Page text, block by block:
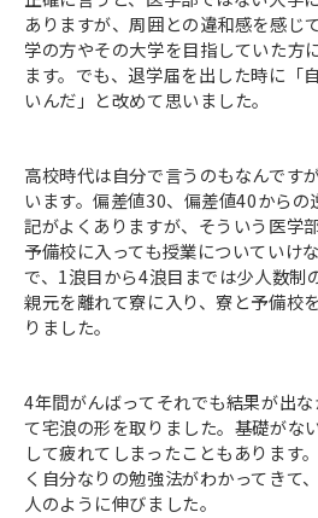
ありますが、周囲との違和感を感じ
学の方やその大学を目指していた方
ます。でも、退学届を出した時に「
いんだ」と改めて思いました。
高校時代は自分で言うのもなんです
います。偏差値30、偏差値40から
記がよくありますが、そういう医学
予備校に入っても授業についていけ
で、1浪目から4浪目までは少人数制
親元を離れて寮に入り、寮と予備校
りました。
4年間がんばってそれでも結果が出
て宅浪の形を取りました。基礎がな
して疲れてしまったこともあります
く自分なりの勉強法がわかってきて
人のように伸びました。